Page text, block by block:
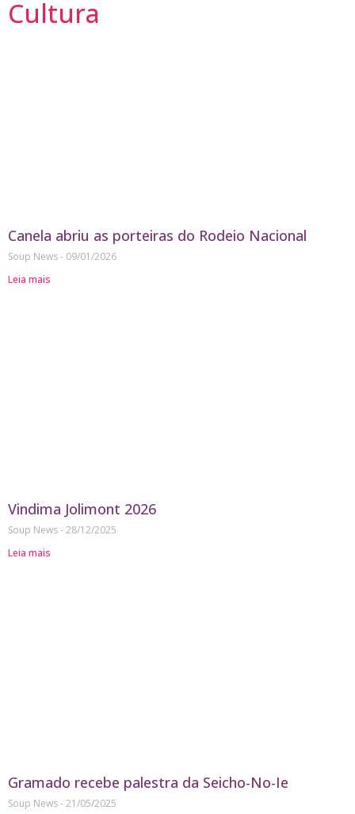
Cultura
Canela abriu as porteiras do Rodeio Nacional
Soup News
09/01/2026
Leia mais
Vindima Jolimont 2026
Soup News 28/12/2025
Leia mais
Gramado recebe palestra da Seicho-No-Ie
Soup News 21/05/2025